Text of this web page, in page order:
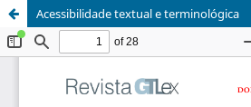
Acessibilidade textual e terminológica